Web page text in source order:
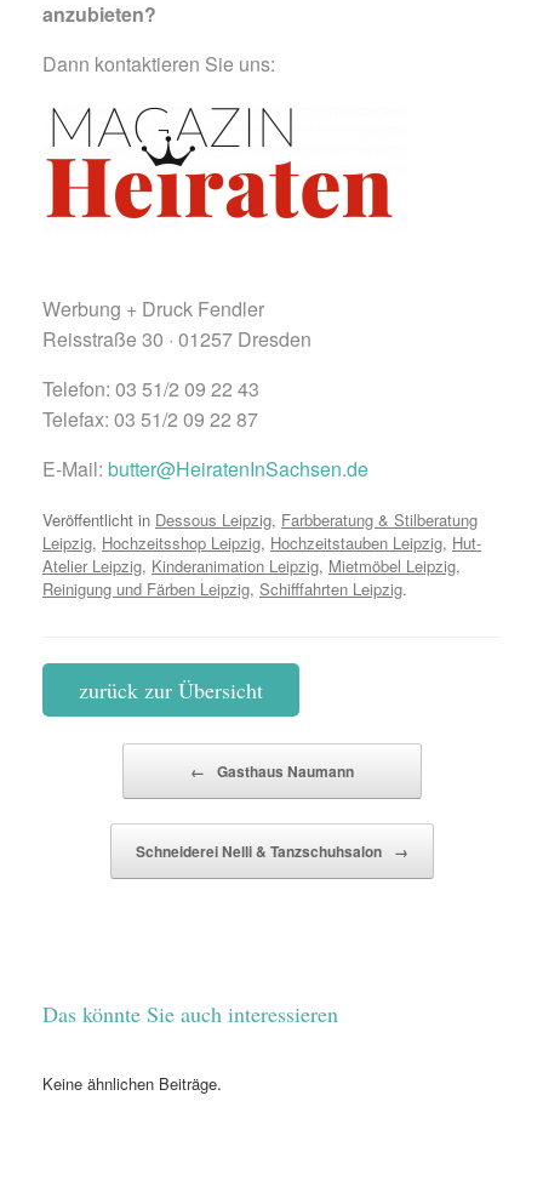
anzubieten?
Dann kontaktieren Sie uns:
Werbung + Druck Fendler
Reisstraße 30 · 01257 Dresden
Telefon: 03 51/2 09 22 43
Telefax: 03 51/2 09 22 87
E-Mail: butter@HeiratenInSachsen.de
Veröffentlicht in Dessous Leipzig, Farbberatung & Stilberatung
Leipzig, Hochzeitsshop Leipzig, Hochzeitstauben Leipzig, Hut-
Atelier Leipzig, Kinderanimation Leipzig, Mietmöbel Leipzig,
Reinigung und Färben Leipzig, Schifffahrten Leipzig.
zurück zur Übersicht
← Gasthaus Naumann
Schneiderei Nelli & Tanzschuhsalon →
Das könnte Sie auch interessieren
Keine ähnlichen Beiträge.